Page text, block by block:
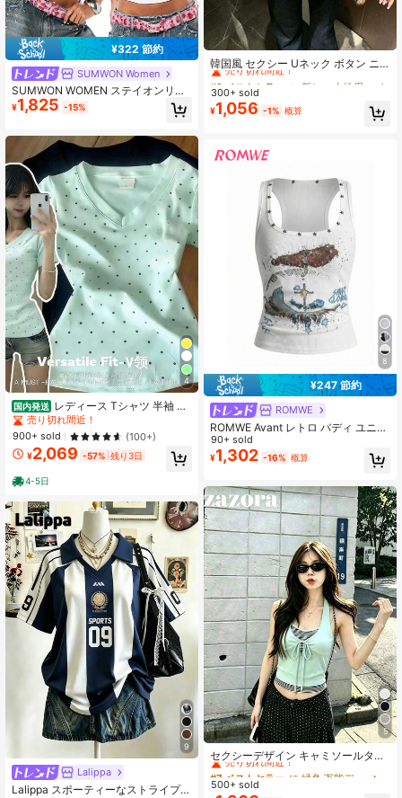
¥322 節約
SUMWON Women
SUMWON WOMEN ステイオンリー
グラフィック タンクトップ Vネック
ノースリーブ ピンク プリント サマ
トTシャツ
¥1,825 -15%
4
国内発送 レディース Tシャツ 半袖 ド
ット柄 水玉 Vネック 韓国ファッショ
ン タイト スリム ウエストシェイプ
着痩せ 細見え 華奢見え 骨格ウェー
ブ 骨格ストレート 大人可愛い フェ
ミニン きれいめ カジュアル トップ
ス カットソー ショートスリーブ 春
オフィス 通勤 通学 伸縮性 ストレッ
チ 涼しい 快適 ネイビー ブラック 20
代 30代 40代 上品 鎖骨見え 美シル
エット 抜け感 お呼ばれ 女子会 ガー
リー ポルカドット ラウンドヘム 重
ね着 インナー 柔らかい
売り切れ間近！
900+ sold
(100+)
¥2,069 -57% 残り3日
4-5日
9
Lalippa
Lalippa スポーティーなストライプ柄
韓国風 セクシー Uネック ボタン ニ
ット キャミソール タンクトップ レ
ディース 夏服 カジュアル
#2 ベストセラー
に 新しい 女性用タンクトップ&キャミス
売り切れ間近！
#2 ベストセラー
売り切れ間近！
#2 ベストセラー
売り切れ間近！
#2 ベストセラー
に 新しい 女性用タンクトップ&キャミス
300+ sold
¥1,056 -1% 概算
8
¥247 節約
ROMWE
ROMWE Avant レトロ バディ ユニセ
ックス ストリートウェア 星空&リベ
ット プリント タンクトップ
90+ sold
¥1,302 -16% 概算
5
セクシーデザイン キャミソールタン
クトップ レディース、スリムフィッ
ト、フラッタリング、ストライプパ
ッチワーク、クロップド、2in1トッ
#7 ベストセラー
に 緑色 万能デイリートップス
売り切れ間近！
#7 ベストセラー
売り切れ間近！
#7 ベストセラー
売り切れ間近！
500+ sold